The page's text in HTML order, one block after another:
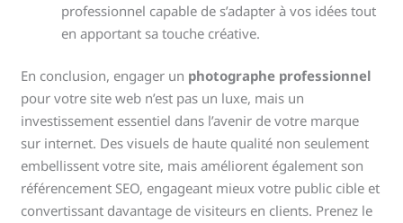
professionnel capable de s’adapter à vos idées tout
en apportant sa touche créative.
En conclusion, engager un photographe professionnel
pour votre site web n’est pas un luxe, mais un
investissement essentiel dans l’avenir de votre marque
sur internet. Des visuels de haute qualité non seulement
embellissent votre site, mais améliorent également son
référencement SEO, engageant mieux votre public cible et
convertissant davantage de visiteurs en clients. Prenez le